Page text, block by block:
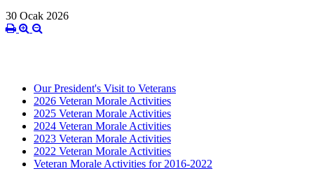
30 Ocak 2026
Our President's Visit to Veterans
2026 Veteran Morale Activities
2025 Veteran Morale Activities
2024 Veteran Morale Activities
2023 Veteran Morale Activities
2022 Veteran Morale Activities
Veteran Morale Activities for 2016-2022